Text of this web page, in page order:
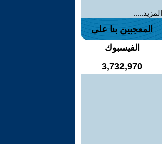
المزيد.....
المعجبين بنا على
الفيسبوك
3,732,970